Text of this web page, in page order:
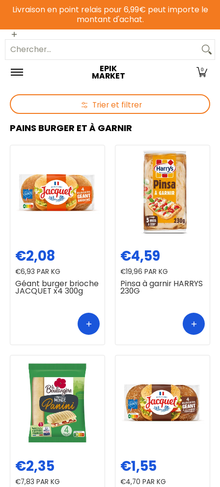
Passer au contenu principal
Livraison en point relais pour 6,99€ peut importe le
montant d'achat.
Epicerie sucrée
Chercher...
EPIK
MARKET
0
Passer au contenu principalTrier et filtrer
PAINS BURGER ET À GARNIR
Géant burger brioche
JACQUET x4 300g
€2,08
€6,93 PAR KG
Pinsa à garnir HARRYS
230G
€4,59
€19,96 PAR KG
€2,35
€7,83 PAR KG
€1,55
€4,70 PAR KG